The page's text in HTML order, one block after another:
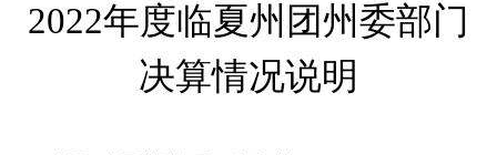
2022年度临夏州团州委部门
决算情况说明